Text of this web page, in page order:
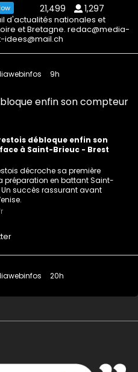
21,499 1,297
d'actualités nationales et
et Bretagne. redac@media-
idees@mail.ch
9h
enfin son compteur
débloque enfin son
à Saint-Brieuc - Brest
décroche sa première
préparation en battant Saint-
Un succès rassurant avant
20h